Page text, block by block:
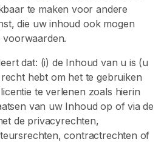
te maken voor andere
die uw inhoud ook mogen
dat: (i) de Inhoud van u is (u
hebt om het te gebruiken
te verlenen zoals hierin
van uw Inhoud op of via de
de privacyrechten,
contractrechten of